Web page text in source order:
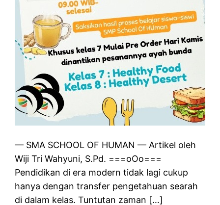
— SMA SCHOOL OF HUMAN — Artikel oleh
Wiji Tri Wahyuni, S.Pd. ===oOo===
Pendidikan di era modern tidak lagi cukup
hanya dengan transfer pengetahuan searah
di dalam kelas. Tuntutan zaman […]